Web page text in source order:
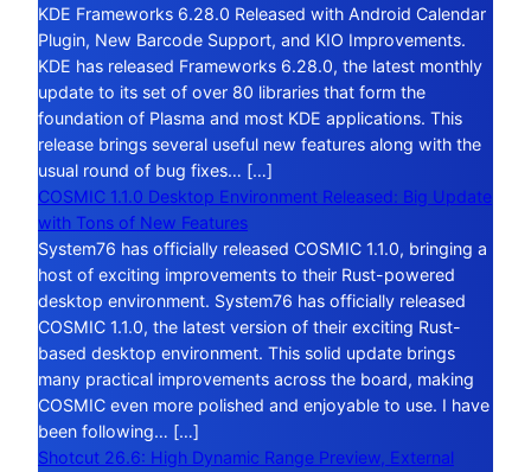
KDE Frameworks 6.28.0 Released with Android Calendar
Plugin, New Barcode Support, and KIO Improvements.
KDE has released Frameworks 6.28.0, the latest monthly
update to its set of over 80 libraries that form the
foundation of Plasma and most KDE applications. This
release brings several useful new features along with the
usual round of bug fixes… […]
COSMIC 1.1.0 Desktop Environment Released: Big Update
with Tons of New Features
System76 has officially released COSMIC 1.1.0, bringing a
host of exciting improvements to their Rust-powered
desktop environment. System76 has officially released
COSMIC 1.1.0, the latest version of their exciting Rust-
based desktop environment. This solid update brings
many practical improvements across the board, making
COSMIC even more polished and enjoyable to use. I have
been following… […]
Shotcut 26.6: High Dynamic Range Preview, External